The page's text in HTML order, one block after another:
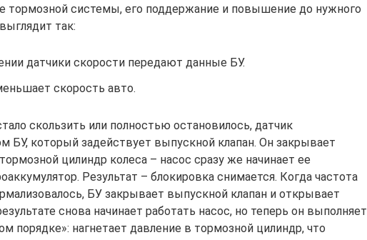
тормозной системы, его поддержание и повышение до нужного
так:
датчики скорости передают данные БУ.
скорость авто.
скользить или полностью остановилось, датчик
БУ, который задействует выпускной клапан. Он закрывает
цилиндр колеса – насос сразу же начинает ее
Результат – блокировка снимается. Когда частота
БУ закрывает выпускной клапан и открывает
снова начинает работать насос, но теперь он выполняет
порядке»: нагнетает давление в тормозной цилиндр, что